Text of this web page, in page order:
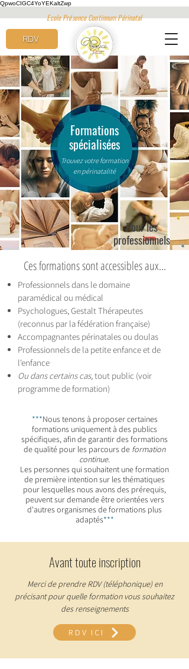
QpwoCIGC4YoYEKaltZwp
Ecole Présence Continnum Périnatal
RDV
Formations
spécialisées
Trouvez votre formation
en périnatalité
Pour les
professionnels
Ces formations sont accessibles aux...
Professionnels dans le domaine
paramédical ou médical
Psychologues, Gestalt Thérapeutes
(reconnus par la fédération française)
Accompagnantes périnatales ou doulas
Professionnels de la petite enfance et de
l'enfance
Ou dans certains cas,tout public (voir
programme de formation)
***Nous tenons à proposer certaines
formations uniquement à des publics
spécifiques, afin de garantir des formations
de qualité pour les parcours de formation
continue.
Les personnes qui souhaitent une formation
de première intention sur les thématiques
pour lesquelles nous avons des prérequis,
peuvent sur demande être orientées vers
d'autres organismes de formations plus
adaptés***
Avant toute inscription
Merci de prendre RDV (téléphonique) en
précisant pour quelle formation vous souhaitez
des renseignements
RDV ICI